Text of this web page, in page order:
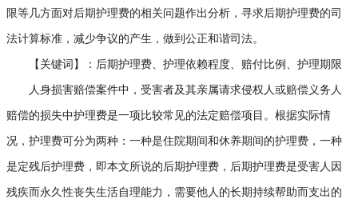
限等几方面对后期护理费的相关问题作出分析，寻求后期护理费的司
法计算标准，减少争议的产生，做到公正和谐司法。
【关键词】：后期护理费、护理依赖程度、赔付比例、护理期限
人身损害赔偿案件中，受害者及其亲属请求侵权人或赔偿义务人
赔偿的损失中护理费是一项比较常见的法定赔偿项目。根据实际情
况，护理费可分为两种：一种是住院期间和休养期间的护理费，一种
是定残后护理费，即本文所说的后期护理费，后期护理费是受害人因
残疾而永久性丧失生活自理能力，需要他人的长期持续帮助而支出的